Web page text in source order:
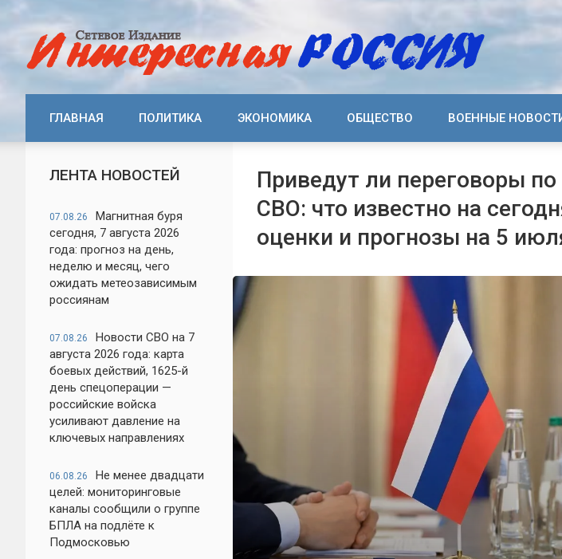
ГЛАВНАЯ ПОЛИТИКА ЭКОНОМИКА ОБЩЕСТВО ВОЕННЫЕ
ЛЕНТА НОВОСТЕЙ
07.08.26
Магнитная буря
сегодня, 7 августа 2026
года: прогноз на день,
неделю и месяц, чего
ожидать метеозависимым
россиянам
07.08.26
Новости СВО на 7
августа 2026 года: карта
боевых действий, 1625-й
день спецоперации —
российские войска
усиливают давление на
ключевых направлениях
06.08.26
Не менее двадцати
целей: мониторинговые
каналы сообщили о группе
БПЛА на подлёте к
Подмосковью
Приведут ли переговоры
СВО: что известно на
оценки и прогнозы на 5